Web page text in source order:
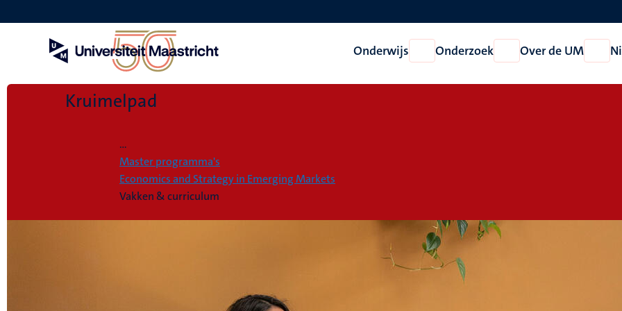
en
Onderwijs
Open
Onderwijs
Onderzoek
Open
Onderzoek
Over de UM
Open
Over
Kruimelpad
...
Master programma's
Economics and Strategy in Emerging Markets
Vakken & curriculum